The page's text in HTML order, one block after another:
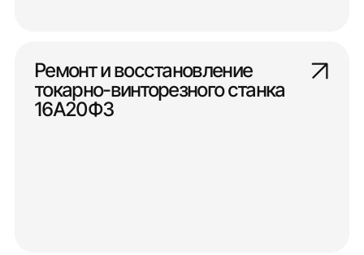
Ремонт и восстановление
токарно-винторезного станка
16А20Ф3